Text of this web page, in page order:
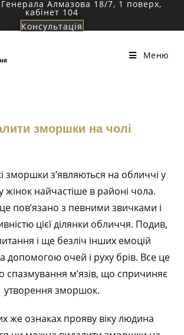
Алмазова 18/7, 1 поверх,
кабінет 104
Консультація
Меню
зморшки на чолі
зморшки з’являються на обличчі у
у жінок найчастіше в районі чола.
пов’язано з певними звичками і
цієї ділянки обличчя. Подив,
і ще безліч інших емоцій
допомогою очей і руху брів. Все це
спазмування м’язів, що спричиняє
утворення зморшок.
же ознаках прояву віку людина